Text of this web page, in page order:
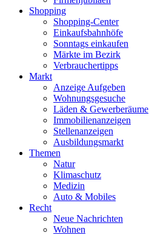
Shopping
Shopping-Center
Einkaufsbahnhöfe
Sonntags einkaufen
Märkte im Bezirk
Verbrauchertipps
Markt
Anzeige Aufgeben
Wohnungsgesuche
Läden & Gewerberäume
Immobilienanzeigen
Stellenanzeigen
Ausbildungsmarkt
Themen
Natur
Klimaschutz
Medizin
Auto & Mobiles
Recht
Neue Nachrichten
Wohnen